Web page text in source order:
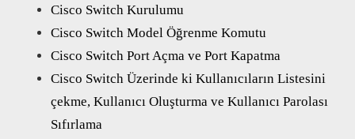
Cisco Switch Kurulumu
Cisco Switch Model Öğrenme Komutu
Cisco Switch Port Açma ve Port Kapatma
Cisco Switch Üzerinde ki Kullanıcıların Listesini
çekme, Kullanıcı Oluşturma ve Kullanıcı Parolası
Sıfırlama